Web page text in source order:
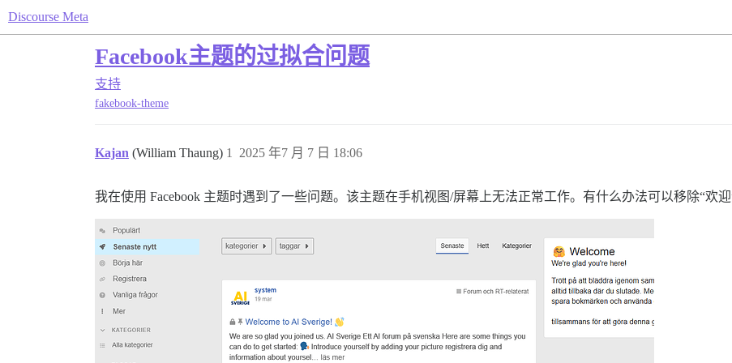
Discourse Meta
Facebook主题的过拟合问题
支持
fakebook-theme
Kajan (William Thaung) 2025 年7 月 7 日 18:06
1
我在使用 Facebook 主题时遇到了一些问题。该主题在手机视图/屏幕上无法正常工作。有什么办法可以移除“欢